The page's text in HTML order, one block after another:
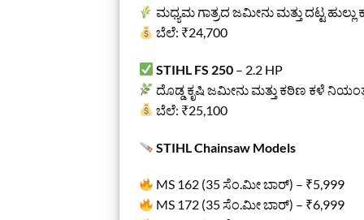
ಮಧ್ಯಮ ಗಾತ್ರದ ಜಮೀನು ಮತ್ತು ದಟ್ಟ ಹುಲ್ಲು
ಬೆಲೆ: ₹24,700
STIHL FS 250 – 2.2 HP
ದೊಡ್ಡ ಕೃಷಿ ಜಮೀನು ಮತ್ತು ಕಠಿಣ ಕಳೆ
ಬೆಲೆ: ₹25,100
STIHL Chainsaw Models
MS 162 (35 ಸೆಂ.ಮೀ ಬಾರ್) – ₹5,999
MS 172 (35 ಸೆಂ.ಮೀ ಬಾರ್) – ₹6,999